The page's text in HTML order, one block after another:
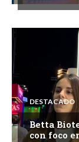
DESTACADO
Betta
con foco